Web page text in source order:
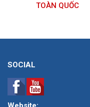
TOÀN QUỐC
SOCIAL